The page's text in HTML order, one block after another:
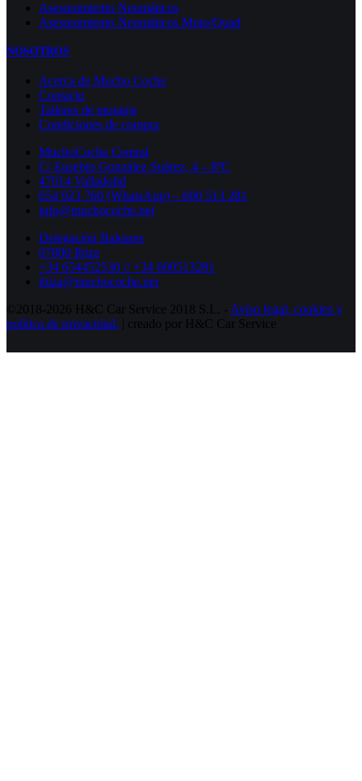
Asesoramiento Neumáticos
Asesoramiento Neumáticos Moto/Quad
NOSOTROS
Acerca de Mucho Coche
Contacto
Talleres de montaje
Condiciones de compra
MuchoCoche Central
C/ Eusebio González Suárez, 4 – 8ºC
47014 Valladolid
654 923 760 (WhatsApp) – 600 513 281
info@muchocoche.net
Delegación Baleares
07800 Ibiza
+34 654452530 // +34 600513281
ibiza@muchocoche.net
©2018-2026 H&C Car Service 2018 S.L. - Aviso legal, cookies y
política de privacidad. | creado por H&C Car Service